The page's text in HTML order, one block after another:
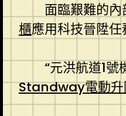
面臨艱難的
櫃應用科技晉陞任
“元洪航道1
Standway電動升